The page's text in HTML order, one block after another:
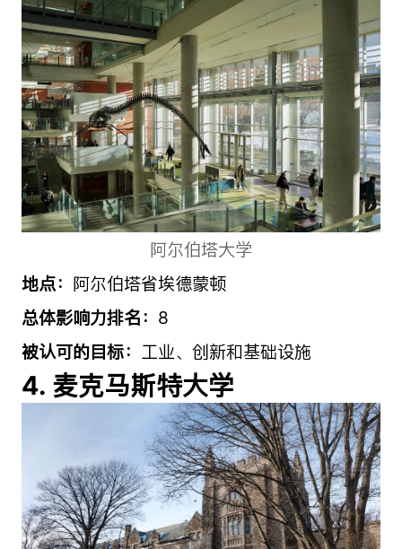
阿尔伯塔大学
地点： 阿尔伯塔省埃德蒙顿
总体影响力排名： 8
被认可的目标： 工业、创新和基础设施
4. 麦克马斯特大学